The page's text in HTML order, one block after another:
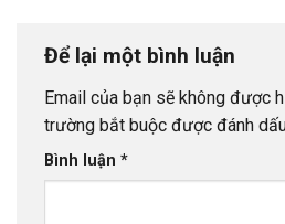
Để lại một bình luận
Email của bạn sẽ không được
trường bắt buộc được đánh
Bình luận *